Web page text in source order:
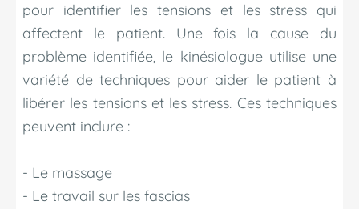
pour identifier les tensions et les stress qui
affectent le patient. Une fois la cause du
problème identifiée, le kinésiologue utilise une
variété de techniques pour aider le patient à
libérer les tensions et les stress. Ces techniques
peuvent inclure :
- Le massage
- Le travail sur les fascias